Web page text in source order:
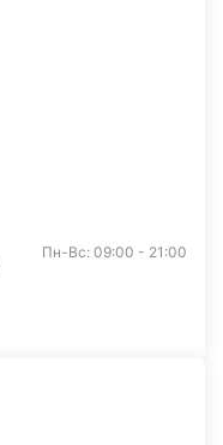
Пн-Вс: 09:00 - 21:00